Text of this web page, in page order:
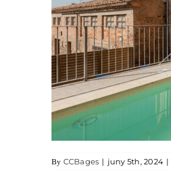
By CCBages | juny 5th, 2024 |